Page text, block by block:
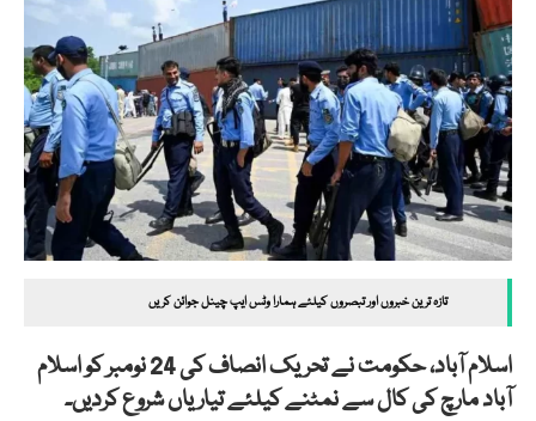
تازہ ترین خبروں اور تبصروں کیلئے ہمارا وٹس ایپ چینل جوائن کریں
اسلام آباد، حکومت نے تحریک انصاف کی 24 نومبر کو اسلام
آباد مارچ کی کال سے نمٹنے کیلئے تیاریاں شروع کردیں۔